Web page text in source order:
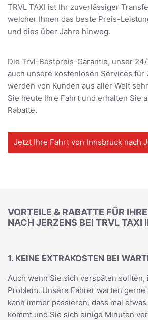
TRVL TAXI ist Ihr zuverlässiger
welcher Ihnen das beste Preis-
und dies über Jahre hinweg.
Die Trvl-Bestpreis-Garantie, unser
auch unsere kostenlosen Services für
werden von Kunden aus aller Welt
Sie heute Ihre Fahrt und erhalten Sie
Rabatte.
Jetzt Ihre Fahrt von Innsbruck nach
VORTEILE & RABATTE FÜR
NACH JERZENS BEI TRVL TAXI
1. KEINE EXTRAKOSTEN BEI
Auch wenn Sie sich verspäten
Problem. Unsere Fahrer warten gerne
kann immer passieren, dass mal
kommt und Sie sich einige Minuten